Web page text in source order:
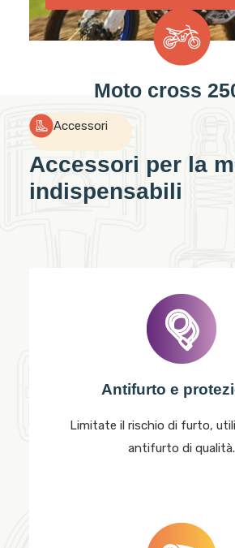
Moto cross
Accessori
Accessori per la
indispensabili
Antifurto e
Limitate il rischio di furto,
antifurto di qualità.